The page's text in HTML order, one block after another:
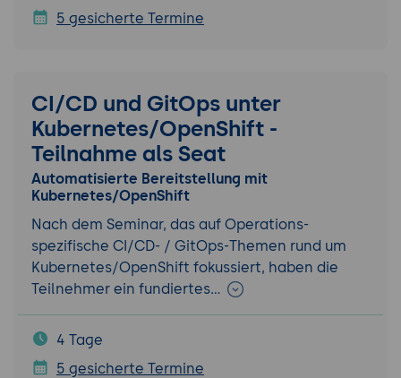
5 gesicherte Termine
CI/CD und GitOps unter
Kubernetes/OpenShift -
Teilnahme als Seat
Automatisierte Bereitstellung mit
Kubernetes/OpenShift
Nach dem Seminar, das auf Operations-
spezifische CI/CD- / GitOps-Themen rund um
Kubernetes/OpenShift fokussiert, haben die
Teilnehmer ein fundiertes…
4 Tage
5 gesicherte Termine